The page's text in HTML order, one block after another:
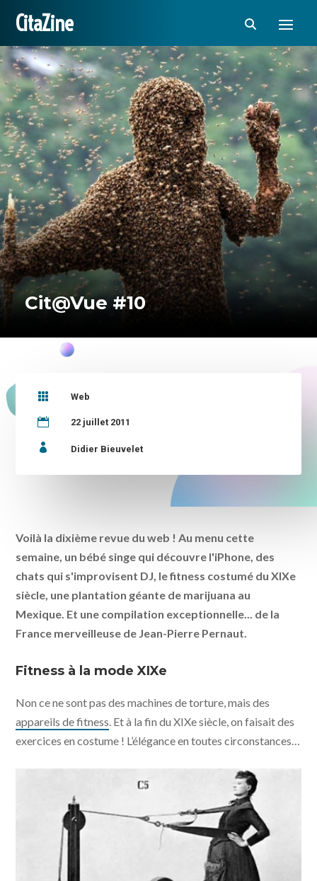
CitaZine
Cit@Vue #10
 Web
 22 juillet 2011
 Didier Bieuvelet
Voilà la dixième revue du web ! Au menu cette
semaine, un bébé singe qui découvre l'iPhone, des
chats qui s'improvisent DJ, le fitness costumé du XIXe
siècle, une plantation géante de marijuana au
Mexique. Et une compilation exceptionnelle... de la
France merveilleuse de Jean-Pierre Pernaut.
Fitness à la mode XIXe
Non ce ne sont pas des machines de torture, mais des
appareils de fitness . Et à la fin du XIXe siècle, on faisait des
exercices en costume ! L’élégance en toutes circonstances…